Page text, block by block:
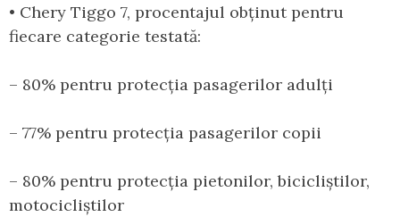
• Chery Tiggo 7, procentajul obținut pentru
fiecare categorie testată:
– 80% pentru protecția pasagerilor adulți
– 77% pentru protecția pasagerilor copii
– 80% pentru protecția pietonilor, bicicliștilor,
motocicliștilor